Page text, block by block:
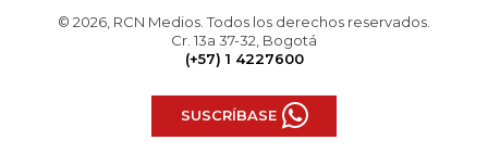
© 2026, RCN Medios. Todos los derechos reservados.
Cr. 13a 37-32, Bogotá
(+57) 1 4227600
SUSCRÍBASE